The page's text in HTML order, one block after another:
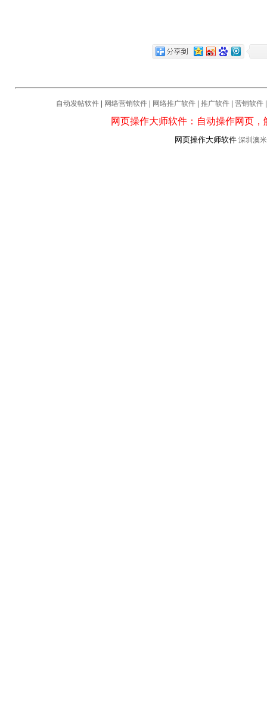
自动发帖软件| 网络营销软件| 网络推广软件| 推广软件| 营销软件
网页操作大师软件：自动操作网页
网页操作大师软件 深圳澳